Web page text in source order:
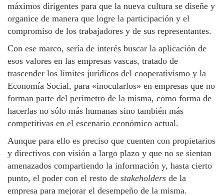
máximos dirigentes para que la nueva cultura se diseñe y
organice de manera que logre la participación y el
compromiso de los trabajadores y de sus representantes.
Con ese marco, sería de interés buscar la aplicación de
esos valores en las empresas vascas, tratado de
trascender los límites jurídicos del cooperativismo y la
Economía Social, para «inocularlos» en empresas que no
forman parte del perímetro de la misma, como forma de
hacerlas no sólo más humanas sino también más
competitivas en el escenario económico actual.
Aunque para ello es preciso que cuenten con propietarios
y directivos con visión a largo plazo y que no se sientan
amenazados compartiendo la información y, hasta cierto
punto, el poder con el resto de stakeholders de la
empresa para mejorar el desempeño de la misma.